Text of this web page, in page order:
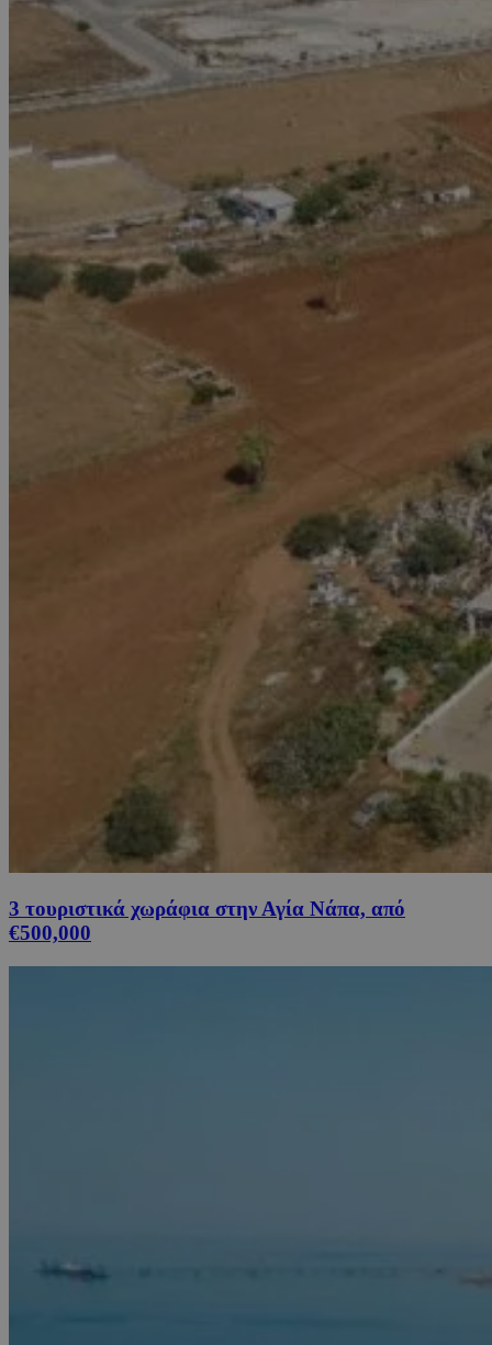
3 τουριστικά χωράφια στην Αγία Νάπα, από
€500,000